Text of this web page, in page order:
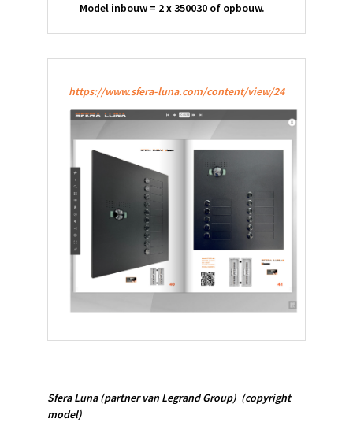
Model inbouw = 2 x 350030 of opbouw.
https://www.sfera-luna.com/content/view/24
Sfera Luna(partner van Legrand Group) (copyright
model)